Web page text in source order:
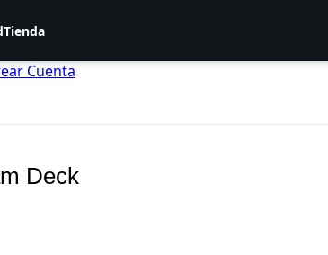
Tienda
Cuenta
Deck